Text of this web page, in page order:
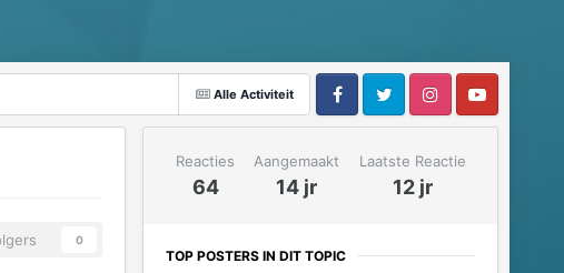
Alle Activiteit
0
Reacties
64
Aangemaakt
14 jr
Laatste Reactie
12 jr
TOP POSTERS IN DIT TOPIC